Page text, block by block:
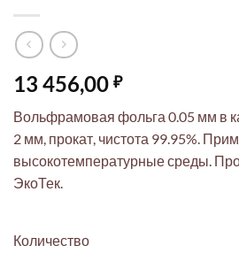
13 456,00 ₽
Вольфрамовая фольга 0.05 мм в
2 мм, прокат, чистота 99.95%.
высокотемпературные среды.
ЭкоТек.
Количество